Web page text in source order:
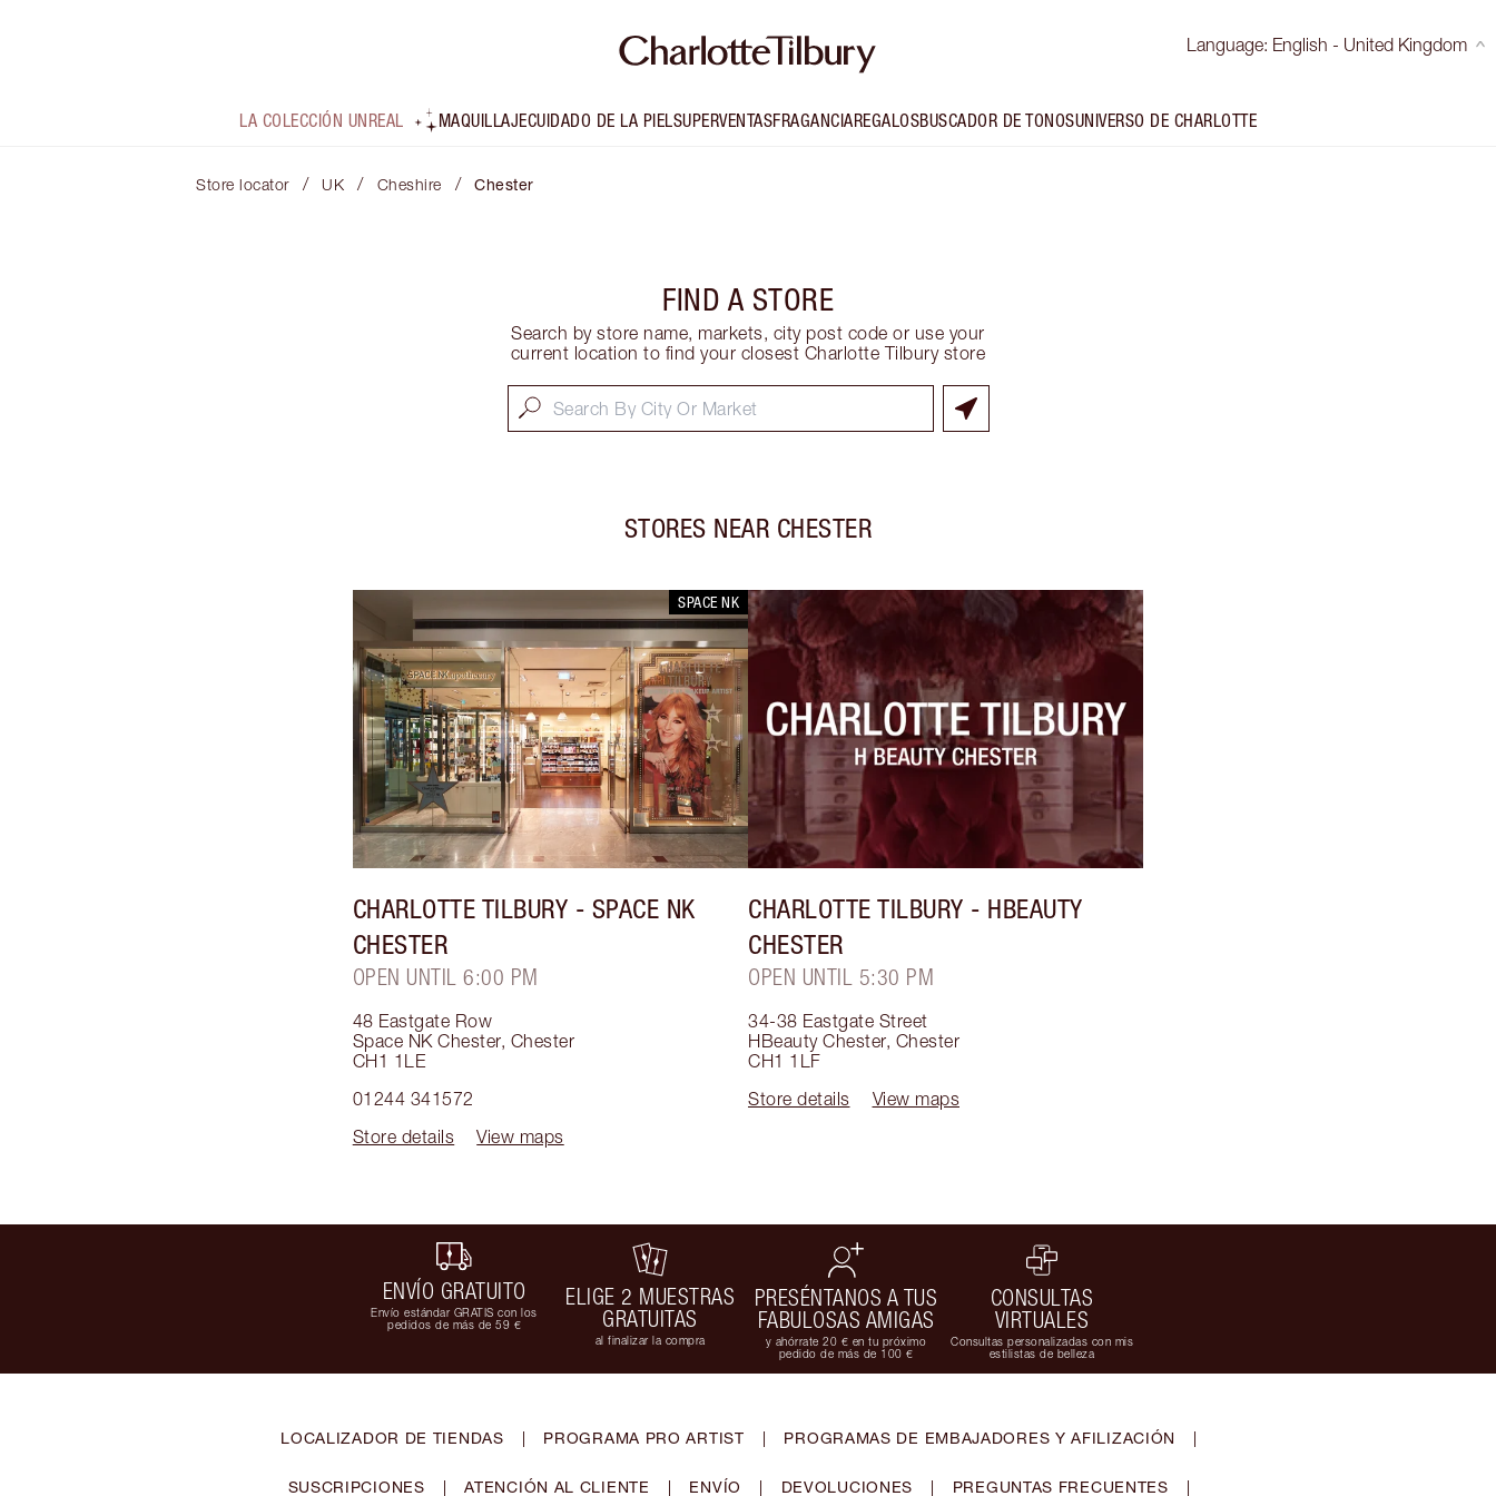
Language: English - United Kingdom
LA COLECCIÓN UNREAL MAQUILLAJECUIDADO DE LA PIELSUPERVENTASFRAGANCIAREGALOSBUSCADOR DE TONOSUNIVERSO DE CHARLOTTE
Store locator / UK / Cheshire / Chester
FIND A STORE
Search by store name, markets, city post code or use your
current location to find your closest Charlotte Tilbury store
STORES NEAR CHESTER
SPACE NK
CHARLOTTE TILBURY - SPACE NK
CHESTER
OPEN UNTIL 6:00 PM
48 Eastgate Row
Space NK Chester, Chester
CH1 1LE
01244 341572
Store details
View maps
CHARLOTTE TILBURY - HBEAUTY
CHESTER
OPEN UNTIL 5:30 PM
34-38 Eastgate Street
HBeauty Chester, Chester
CH1 1LF
Store details
View maps
ENVÍO GRATUITO
Envío estándar GRATIS con los
pedidos de más de 59 €
ELIGE 2 MUESTRAS
GRATUITAS
al finalizar la compra
PRESÉNTANOS A TUS
FABULOSAS AMIGAS
y ahórrate 20 € en tu próximo
pedido de más de 100 €
CONSULTAS
VIRTUALES
Consultas personalizadas con mis
estilistas de belleza
LOCALIZADOR DE TIENDAS | PROGRAMA PRO ARTIST | PROGRAMAS DE EMBAJADORES Y AFILIZACIÓN |
SUSCRIPCIONES | ATENCIÓN AL CLIENTE | ENVÍO | DEVOLUCIONES | PREGUNTAS FRECUENTES |